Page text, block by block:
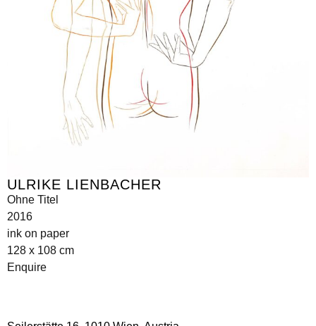
ULRIKE LIENBACHER
Ohne Titel
2016
ink on paper
128 x 108 cm
Enquire